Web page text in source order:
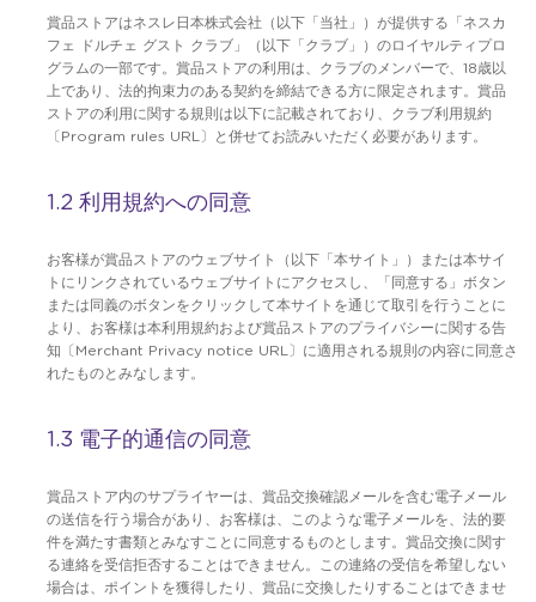
賞品ストアはネスレ日本株式会社（以下「当社」）が提供する「ネスカ
フェ ドルチェ グスト クラブ」（以下「クラブ」）のロイヤルティプロ
グラムの一部です。賞品ストアの利用は、クラブのメンバーで、18歳以
上であり、法的拘束力のある契約を締結できる方に限定されます。賞品
ストアの利用に関する規則は以下に記載されており、クラブ利用規約
〔Program rules URL〕と併せてお読みいただく必要があります。
1.2 利用規約への同意
お客様が賞品ストアのウェブサイト（以下「本サイト」）または本サイ
トにリンクされているウェブサイトにアクセスし、「同意する」ボタン
または同義のボタンをクリックして本サイトを通じて取引を行うことに
より、お客様は本利用規約および賞品ストアのプライバシーに関する告
知〔Merchant Privacy notice URL〕に適用される規則の内容に同意さ
れたものとみなします。
1.3 電子的通信の同意
賞品ストア内のサプライヤーは、賞品交換確認メールを含む電子メール
の送信を行う場合があり、お客様は、このような電子メールを、法的要
件を満たす書類とみなすことに同意するものとします。賞品交換に関す
る連絡を受信拒否することはできません。この連絡の受信を希望しない
場合は、ポイントを獲得したり、賞品に交換したりすることはできませ